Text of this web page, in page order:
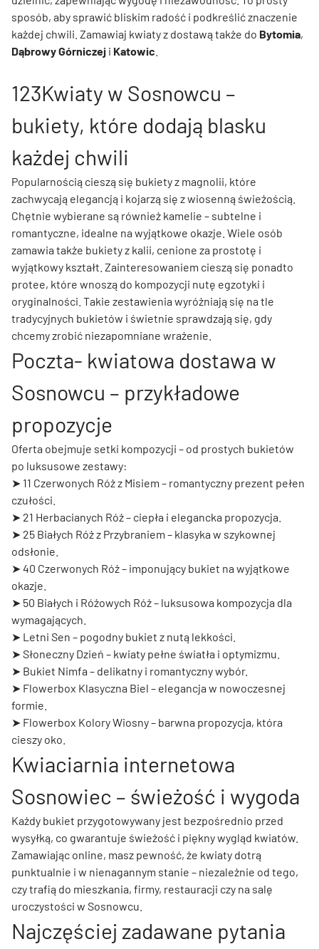
sposób, aby sprawić bliskim radość i podkreślić znaczenie
każdej chwili. Zamawiaj kwiaty z dostawą także do Bytomia,
Dąbrowy Górniczej i Katowic
123Kwiaty w Sosnowcu –
bukiety, które dodają blasku
każdej chwili
Popularnością cieszą się bukiety z magnolii, które
zachwycają elegancją i kojarzą się z wiosenną świeżością.
Chętnie wybierane są również kamelie – subtelne i
romantyczne, idealne na wyjątkowe okazje. Wiele osób
zamawia także bukiety z kalii, cenione za prostotę i
wyjątkowy kształt. Zainteresowaniem cieszą się ponadto
protee, które wnoszą do kompozycji nutę egzotyki i
oryginalności. Takie zestawienia wyróżniają się na tle
tradycyjnych bukietów i świetnie sprawdzają się, gdy
chcemy zrobić niezapomniane wrażenie.
Poczta- kwiatowa dostawa w
Sosnowcu – przykładowe
propozycje
Oferta obejmuje setki kompozycji – od prostych bukietów
po luksusowe zestawy:
➤ 11 Czerwonych Róż z Misiem – romantyczny prezent pełen
czułości.
➤ 21 Herbacianych Róż– ciepła i elegancka propozycja.
➤ 25 Białych Róż z Przybraniem – klasyka w szykownej
odsłonie.
➤ 40 Czerwonych Róż– imponujący bukiet na wyjątkowe
okazje.
➤ 50 Białych i Różowych Róż– luksusowa kompozycja dla
wymagających.
➤ Letni Sen – pogodny bukiet z nutą lekkości.
➤ Słoneczny Dzień – kwiaty pełne światła i optymizmu.
➤ Bukiet Nimfa – delikatny i romantyczny wybór.
➤ Flowerbox Klasyczna Biel – elegancja w nowoczesnej
formie.
➤ Flowerbox Kolory Wiosny– barwna propozycja, która
cieszy oko.
Kwiaciarnia internetowa
Sosnowiec – świeżość i wygoda
Każdy bukiet przygotowywany jest bezpośrednio przed
wysyłką, co gwarantuje świeżość i piękny wygląd kwiatów.
Zamawiając online, masz pewność, że kwiaty dotrą
punktualnie i w nienagannym stanie – niezależnie od tego,
czy trafią do mieszkania, firmy, restauracji czy na salę
uroczystości w Sosnowcu.
Najczęściej zadawane pytania